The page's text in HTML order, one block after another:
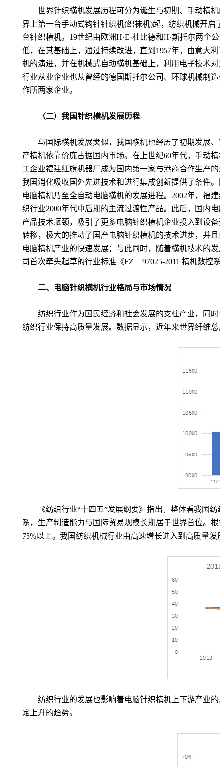
世界针织横机发展历程可分为诞生与初期、手动横
界上第一台手动式钩针针织机(织袜机)起，纺织机械开启
台针织横机。 19世纪由欧洲H·E·杜比德和H·斯托尔两个
低，在其基础上，通过持续改进，直到 1957年，由意大
机的演进，并在机械式自动横机基础上，利用电子技术
行业从业企业也从曾经的德国斯托尔公司、环球机械制
作所两家企业。
（二）我国针织横机发展历程
与国际横机发展类似，我国横机也经历了初期发展
产横机依靠价廉占据国内市场。在上世纪60年代，手动
工企业福建红旗机器厂成为国内第一家与港商合作生产
我国消化吸收国外先进技术和进行集成创新提供了条件
电脑横机乃至全自动电脑横机的发展进程。 2002年，福
织行业2000年代中后期的主流过渡性产品。此后，国内
产品技术瓶颈，吸引了更多电脑针织横机企业投入到设
转移，极大的推动了国产电脑针织横机的技术进步，并
电脑横机产业的快速发展；与此同时，随着横机技术的
司首次牵头起草的行业标准《FZ T 97025-2011 横机数控
二、电脑针织横机行业格局与市场情况
纺织行业作为国民经济和社会发展的支柱产业，同
纺织行业保持高质量发展。数据显示，近年来世界纤维
《纺织行业“十四五”发展纲要》指出，整体看我国
系，生产制造能力与国际贸易规模长期居于世界首位。
75%以上。我国纺织机械行业由高速增长进入到高质量
纺织行业的发展也影响着电脑针织横机上下游产业
定上升的趋势。